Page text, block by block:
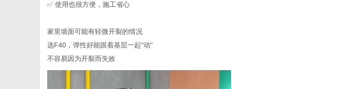
✅ 使用也很方便，施工省心
家里墙面可能有轻微开裂的情况
选F40，弹性好能跟着基层一起"动"
不容易因为开裂而失效